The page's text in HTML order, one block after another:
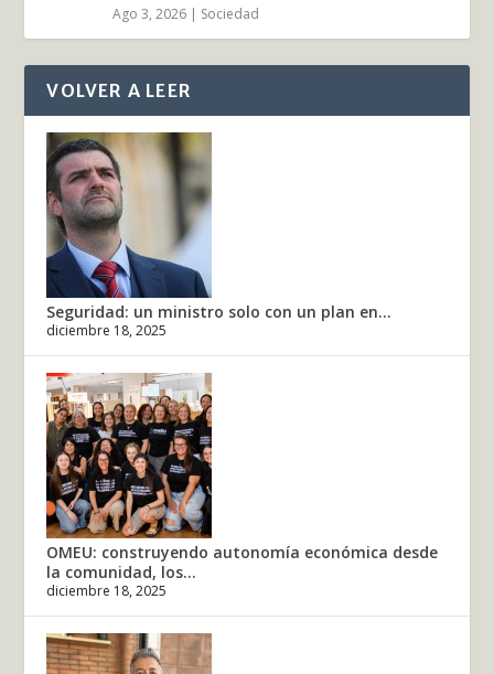
Ago 3, 2026 | Sociedad
VOLVER A LEER
Seguridad: un ministro solo con un plan en...
diciembre 18, 2025
OMEU: construyendo autonomía económica desde
la comunidad, los...
diciembre 18, 2025